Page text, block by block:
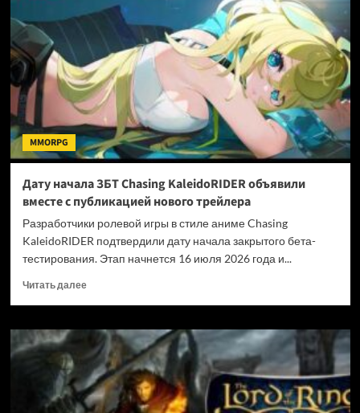
героя
Revival
MMORPG
Дату начала ЗБТ Chasing KaleidoRIDER объявили
вместе с публикацией нового трейлера
Разработчики ролевой игры в стиле аниме Chasing
KaleidoRIDER подтвердили дату начала закрытого бета-
тестирования. Этап начнется 16 июля 2026 года и...
Читать далееПрочитать
Дату
начала
ЗБТ
Chasing
KaleidoRIDER
объявили